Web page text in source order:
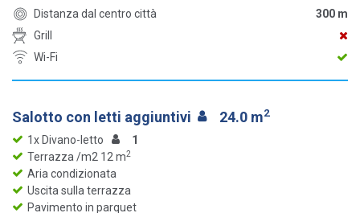
Distanza dal centro città
300 m
Grill
Wi-Fi
Salotto con letti aggiuntivi 24.0 m2
1x Divano-letto
1
Terrazza /m2 12 m2
Aria condizionata
Uscita sulla terrazza
Pavimento in parquet